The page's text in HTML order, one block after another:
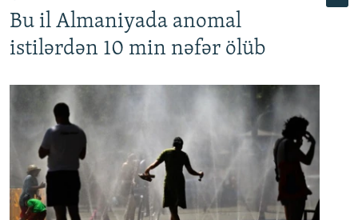
Bu il Almaniyada anomal
istilərdən 10 min nəfər ölüb